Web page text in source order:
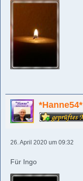
*Hanne54*
26. April 2020 um 09:32
Für Ingo